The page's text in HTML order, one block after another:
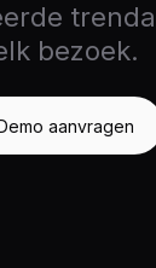
bezoek.
aanvragen